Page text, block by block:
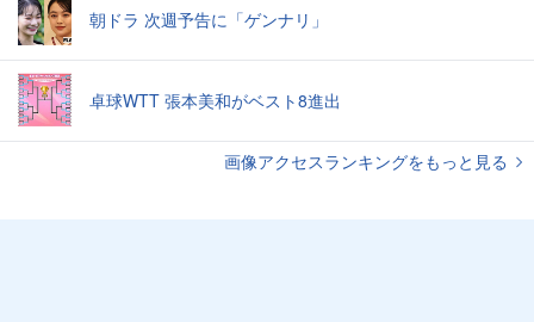
朝ドラ 次週予告に「ゲンナリ」
卓球WTT 張本美和がベスト8進出
画像アクセスランキングをもっと見る